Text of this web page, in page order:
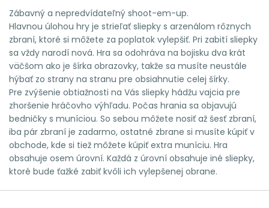
Zábavný a nepredvídateľný shoot-em-up.
Hlavnou úlohou hry je strieľať sliepky s arzenálom rôznych
zbraní, ktoré si môžete za poplatok vylepšiť. Pri zabití sliepky
sa vždy narodí nová. Hra sa odohráva na bojisku dva krát
väčšom ako je šírka obrazovky, takže sa musíte neustále
hýbať zo strany na stranu pre obsiahnutie celej šírky.
Pre zvýšenie obtiažnosti na Vás sliepky hádžu vajcia pre
zhoršenie hráčovho výhľadu. Počas hrania sa objavujú
bedničky s muníciou. So sebou môžete nosiť až šesť zbraní,
iba pár zbraní je zadarmo, ostatné zbrane si musíte kúpiť v
obchode, kde si tiež môžete kúpiť extra muníciu. Hra
obsahuje osem úrovní. Každá z úrovní obsahuje iné sliepky,
ktoré bude ťažké zabiť kvôli ich vylepšenej obrane.